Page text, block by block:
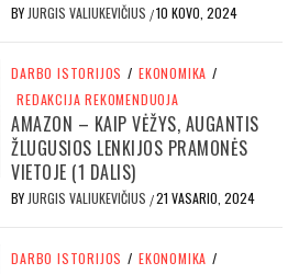
BYJURGIS VALIUKEVIČIUS /10 KOVO, 2024
DARBO ISTORIJOS / EKONOMIKA /
REDAKCIJA REKOMENDUOJA
AMAZON – KAIP VĖŽYS, AUGANTIS
ŽLUGUSIOS LENKIJOS PRAMONĖS
VIETOJE (1 DALIS)
BYJURGIS VALIUKEVIČIUS /21 VASARIO, 2024
DARBO ISTORIJOS / EKONOMIKA /